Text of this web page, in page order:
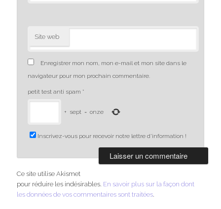
Site web
Enregistrer mon nom, mon e-mail et mon site dans le
navigateur pour mon prochain commentaire.
petit test anti spam *
+ sept = onze
Inscrivez-vous pour recevoir notre lettre d'information !
Ce site utilise Akismet
pour réduire les indésirables. En savoir plus sur la façon dont
les données de vos commentaires sont traitées.